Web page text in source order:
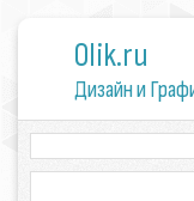
0lik.ru
Дизайн и